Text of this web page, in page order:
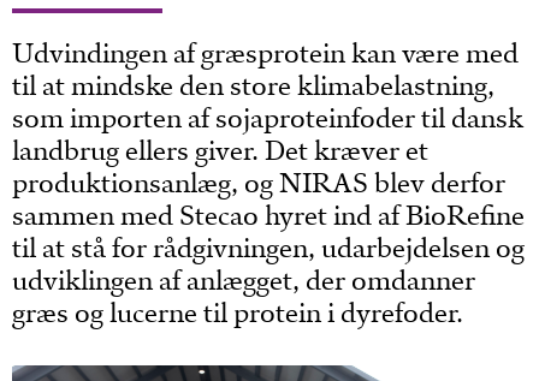
Udvindingen af græsprotein kan være med
til at mindske den store klimabelastning,
som importen af sojaproteinfoder til dansk
landbrug ellers giver. Det kræver et
produktionsanlæg, og NIRAS blev derfor
sammen med Stecao hyret ind af BioRefine
til at stå for rådgivningen, udarbejdelsen og
udviklingen af anlægget, der omdanner
græs og lucerne til protein i dyrefoder.